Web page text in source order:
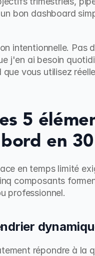
bon dashboard
intentionnelle.
j'en ai besoin
vous utilisez
5
en
en temps limité
composants
professionnel.
répondre à la